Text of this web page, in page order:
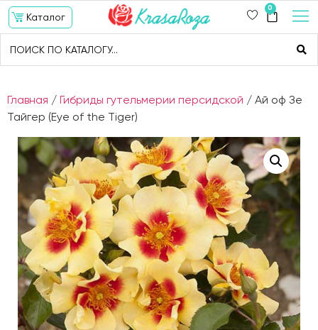
Каталог
0
Главная / Гибриды гутельмерии персидской / Ай оф Зе
Тайгер (Eye of the Tiger)